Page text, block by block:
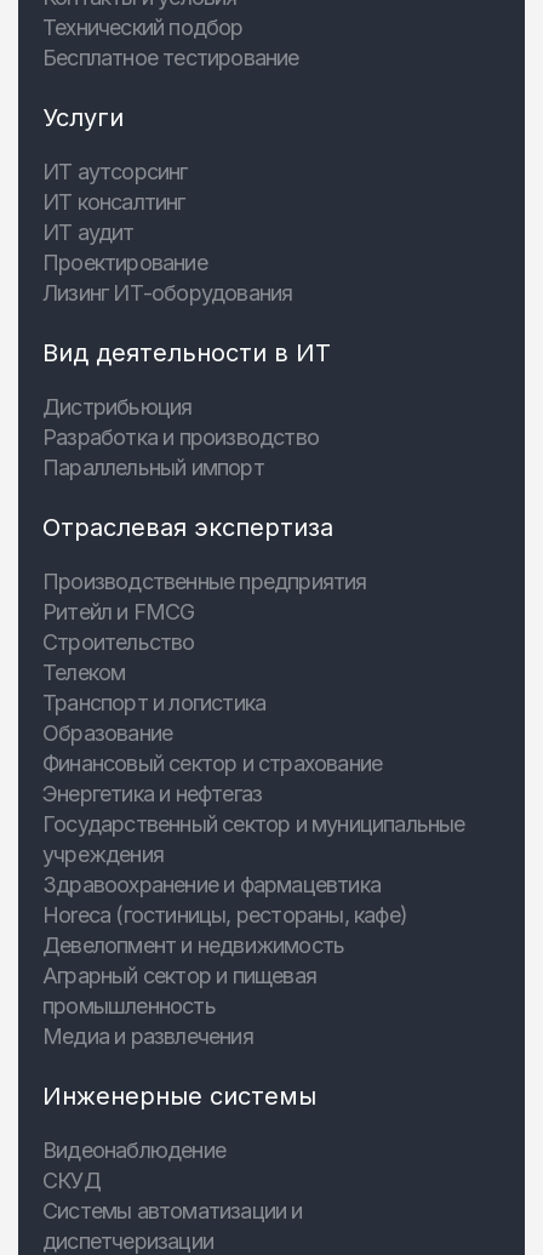
Технический подбор
Бесплатное тестирование
Услуги
ИТ аутсорсинг
ИТ консалтинг
ИТ аудит
Проектирование
Лизинг ИТ-оборудования
Вид деятельности в ИТ
Дистрибьюция
Разработка и производство
Параллельный импорт
Отраслевая экспертиза
Производственные предприятия
Ритейл и FMCG
Строительство
Телеком
Транспорт и логистика
Образование
Финансовый сектор и страхование
Энергетика и нефтегаз
Государственный сектор и муниципальные
учреждения
Здравоохранение и фармацевтика
Horeca (гостиницы, рестораны, кафе)
Девелопмент и недвижимость
Аграрный сектор и пищевая
промышленность
Медиа и развлечения
Инженерные системы
Видеонаблюдение
СКУД
Системы автоматизации и
диспетчеризации